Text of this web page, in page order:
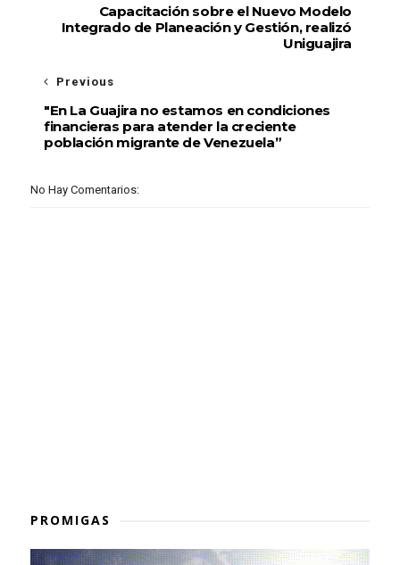
Capacitación sobre el Nuevo Modelo
Integrado de Planeación y Gestión, realizó
Uniguajira
Previous
"En La Guajira no estamos en condiciones
financieras para atender la creciente
población migrante de Venezuela”
No Hay Comentarios:
PROMIGAS